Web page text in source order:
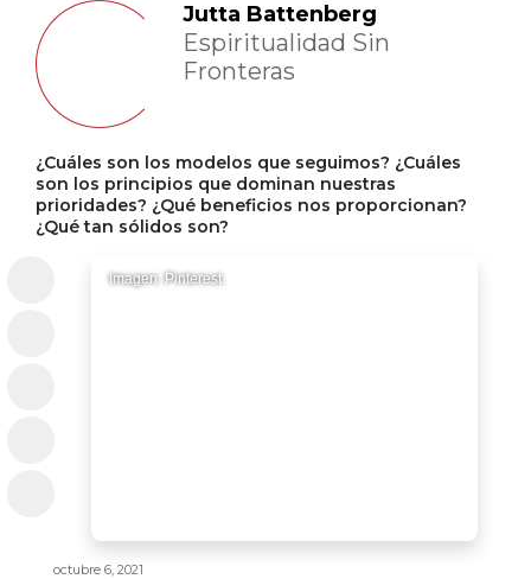
Jutta Battenberg
Espiritualidad Sin
Fronteras
¿Cuáles son los modelos que seguimos? ¿Cuáles
son los principios que dominan nuestras
prioridades? ¿Qué beneficios nos proporcionan?
¿Qué tan sólidos son?
Imagen: Pinterest.
octubre 6, 2021